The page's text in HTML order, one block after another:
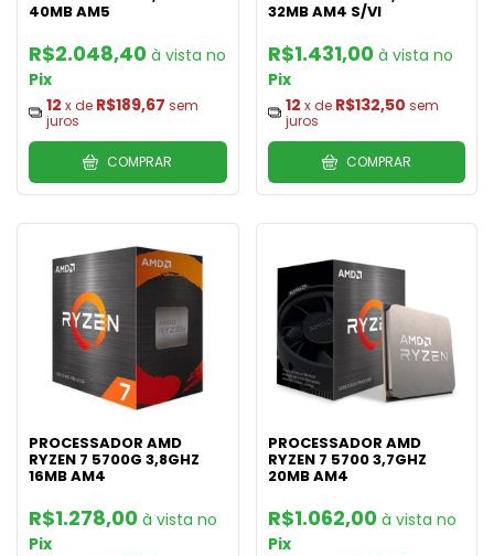
40MB AM5
R$2.048,40
Pix
12 x de R$189,67 sem
juros
COMPRAR
32MB AM4 S/VI
R$1.431,00
Pix
12 x de R$132,50 sem
juros
COMPRAR
PROCESSADOR AMD
RYZEN 7 5700G 3,8GHZ
16MB AM4
R$1.278,00
Pix
PROCESSADOR AMD
RYZEN 7 5700 3,7GHZ
20MB AM4
R$1.062,00
Pix